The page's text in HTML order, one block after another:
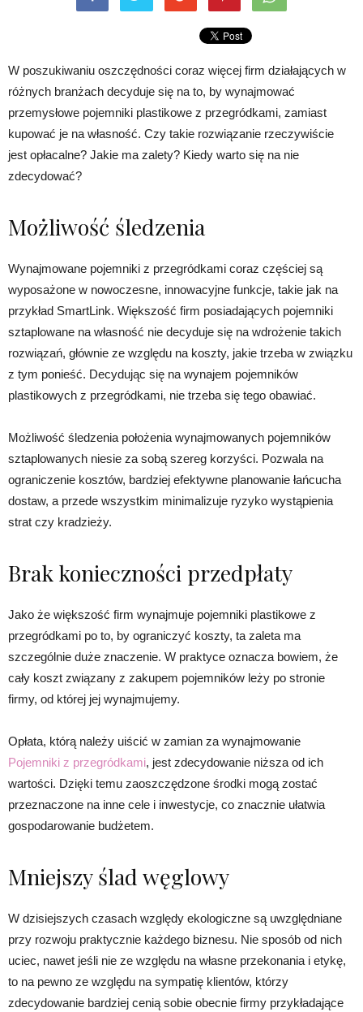
W poszukiwaniu oszczędności coraz więcej firm działających w
różnych branżach decyduje się na to, by wynajmować
przemysłowe pojemniki plastikowe z przegródkami, zamiast
kupować je na własność. Czy takie rozwiązanie rzeczywiście
jest opłacalne? Jakie ma zalety? Kiedy warto się na nie
zdecydować?
Możliwość śledzenia
Wynajmowane pojemniki z przegródkami coraz częściej są
wyposażone w nowoczesne, innowacyjne funkcje, takie jak na
przykład SmartLink. Większość firm posiadających pojemniki
sztaplowane na własność nie decyduje się na wdrożenie takich
rozwiązań, głównie ze względu na koszty, jakie trzeba w związku
z tym ponieść. Decydując się na wynajem pojemników
plastikowych z przegródkami, nie trzeba się tego obawiać.
Możliwość śledzenia położenia wynajmowanych pojemników
sztaplowanych niesie za sobą szereg korzyści. Pozwala na
ograniczenie kosztów, bardziej efektywne planowanie łańcucha
dostaw, a przede wszystkim minimalizuje ryzyko wystąpienia
strat czy kradzieży.
Brak konieczności przedpłaty
Jako że większość firm wynajmuje pojemniki plastikowe z
przegródkami po to, by ograniczyć koszty, ta zaleta ma
szczególnie duże znaczenie. W praktyce oznacza bowiem, że
cały koszt związany z zakupem pojemników leży po stronie
firmy, od której jej wynajmujemy.
Opłata, którą należy uiścić w zamian za wynajmowanie
Pojemniki z przegródkami, jest zdecydowanie niższa od ich
wartości. Dzięki temu zaoszczędzone środki mogą zostać
przeznaczone na inne cele i inwestycje, co znacznie ułatwia
gospodarowanie budżetem.
Mniejszy ślad węglowy
W dzisiejszych czasach względy ekologiczne są uwzględniane
przy rozwoju praktycznie każdego biznesu. Nie sposób od nich
uciec, nawet jeśli nie ze względu na własne przekonania i etykę,
to na pewno ze względu na sympatię klientów, którzy
zdecydowanie bardziej cenią sobie obecnie firmy przykładające